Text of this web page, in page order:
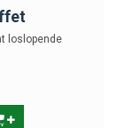
loslopende